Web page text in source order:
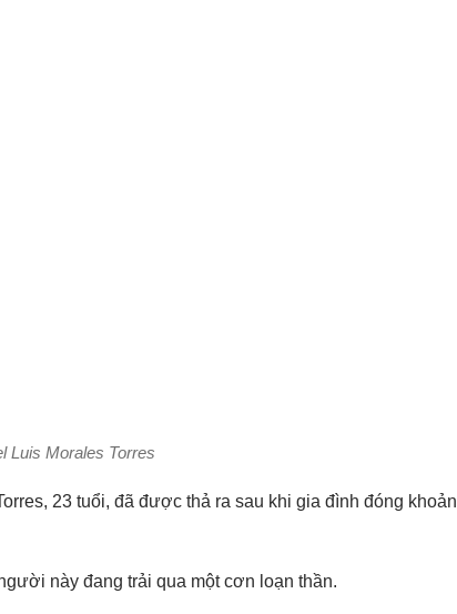
Luis Morales Torres
23 tuổi, đã được thả ra sau khi gia đình đóng khoản
này đang trải qua một cơn loạn thần.